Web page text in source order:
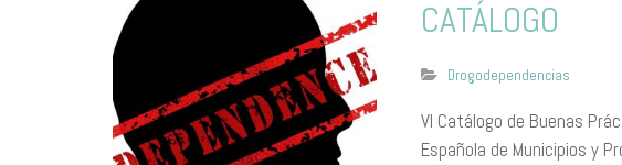
CATÁLOGO
Drogodependencias
VI Catálogo de Buenas
Española de Municipios y